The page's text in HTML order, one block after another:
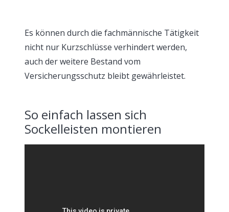
Es können durch die fachmännische Tätigkeit
nicht nur Kurzschlüsse verhindert werden,
auch der weitere Bestand vom
Versicherungsschutz bleibt gewährleistet.
So einfach lassen sich
Sockelleisten montieren